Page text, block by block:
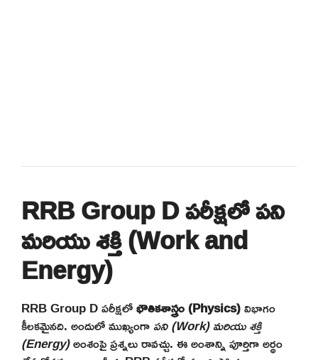
RRB Group D పరీక్షలో పని
మరియు శక్తి (Work and
Energy)
RRB Group D పరీక్షలోభౌతికశాస్త్రం (Physics)విభాగం
కీలకమైనది. అందులో ముఖ్యంగాపని (Work) మరియు శక్తి
(Energy)అంశంపై ప్రశ్నలు రావచ్చు. ఈ అంశాన్ని పూర్తిగా అర్థం